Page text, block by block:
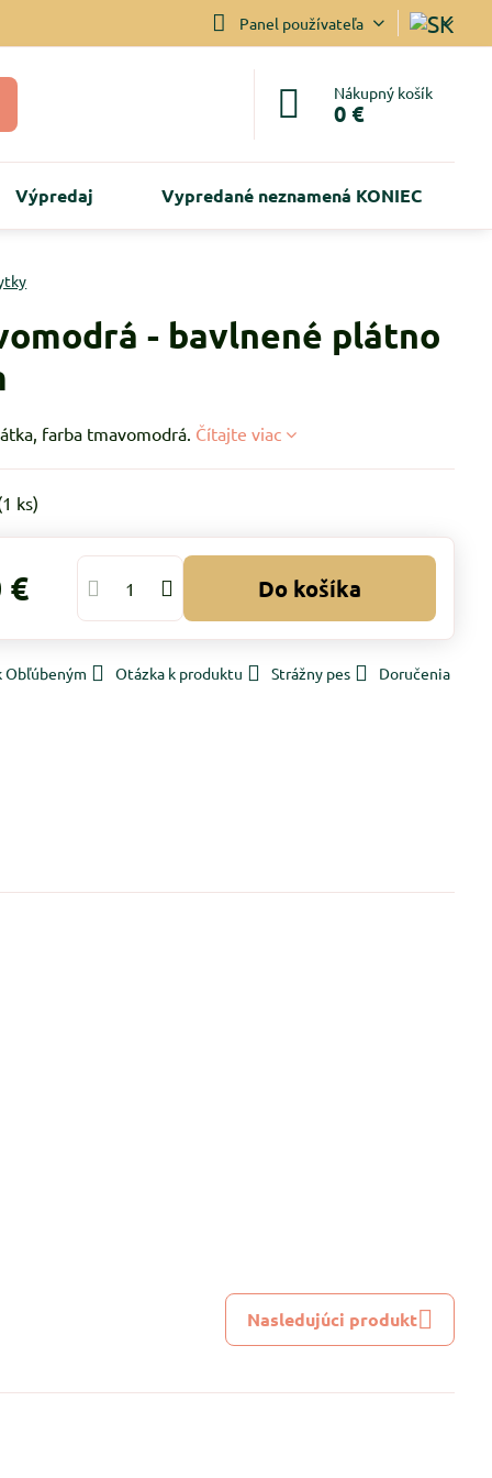
Panel používateľa
Nákupný košík
0 €
Výpredaj Vypredané neznamená KONIEC
- bavlnené plátno
farba tmavomodrá. Čítajte viac
1 ks)
€ Do košíka
Obľúbeným Otázka k produktu Strážny pes Doručenia
Nasledujúci produkt